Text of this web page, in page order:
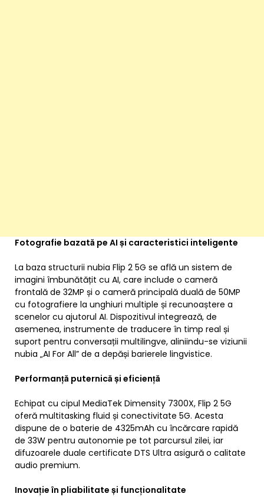
Fotografie bazată pe AI și caracteristici inteligente
La baza structurii nubia Flip 2 5G se află un sistem de
imagini îmbunătățit cu AI, care include o cameră
frontală de 32MP și o cameră principală duală de 50MP
cu fotografiere la unghiuri multiple și recunoaștere a
scenelor cu ajutorul AI. Dispozitivul integrează, de
asemenea, instrumente de traducere în timp real și
suport pentru conversații multilingve, aliniindu-se viziunii
nubia „AI For All” de a depăși barierele lingvistice.
Performanță puternică și eficiență
Echipat cu cipul MediaTek Dimensity 7300X, Flip 2 5G
oferă multitasking fluid și conectivitate 5G. Acesta
dispune de o baterie de 4325mAh cu încărcare rapidă
de 33W pentru autonomie pe tot parcursul zilei, iar
difuzoarele duale certificate DTS Ultra asigură o calitate
audio premium.
Inovație în pliabilitate și funcționalitate